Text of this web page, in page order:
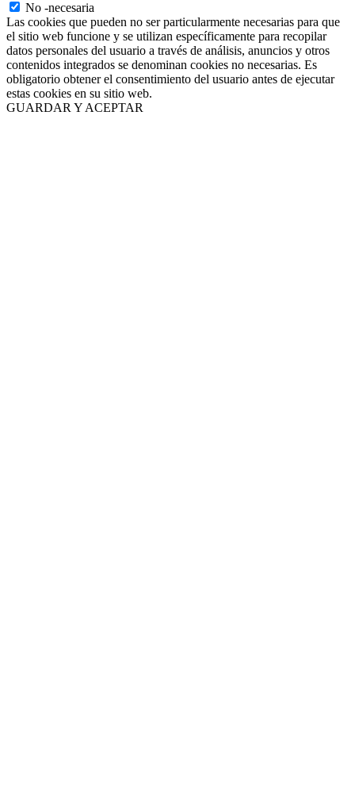
No -necesaria
Las cookies que pueden no ser particularmente necesarias para que
el sitio web funcione y se utilizan específicamente para recopilar
datos personales del usuario a través de análisis, anuncios y otros
contenidos integrados se denominan cookies no necesarias. Es
obligatorio obtener el consentimiento del usuario antes de ejecutar
estas cookies en su sitio web.
GUARDAR Y ACEPTAR